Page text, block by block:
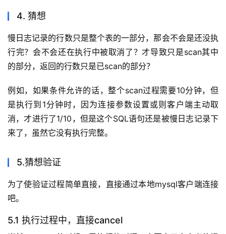
4. 猜想
慢日志记录的行数只是整个表的一部分，那会不会是还没执
行完？会不会还在执行中被取消了？才导致只是scan其中
的部分，返回的行数只是已scan的部分？
例如，如果条件允许的话，整个scan过程需要10分钟，但
是执行到1分钟时，因为连接参数设置或则客户端主动取
消，才进行了1/10，但是这个SQL语句还是被慢日志记录下
来了，虽然它没有执行完整。
5.猜想验证
为了使验证过程简单直接，直接通过本地mysql客户端连接
吧。
5.1 执行过程中，直接cancel